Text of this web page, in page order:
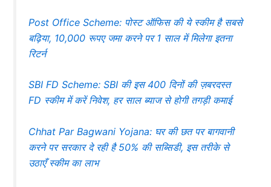
Post Office Scheme: पोस्ट ऑफिस की ये स्कीम है सबसे
बढ़िया, 10,000 रूपए जमा करने पर 1 साल में मिलेगा इतना
रिटर्न
SBI FD Scheme: SBI की इस 400 दिनों की ज़बरदस्त
FD स्कीम में करें निवेश, हर साल ब्याज से होगी तगड़ी कमाई
Chhat Par Bagwani Yojana: घर की छत पर बागवानी
करने पर सरकार दे रही है 50% की सब्सिडी, इस तरीके से
उठाएँ स्कीम का लाभ